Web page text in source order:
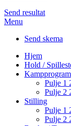
Send resultat
Menu
Send skema
Hjem
Hold /
Kampprogram
Pulje 1
Pulje 2
Stilling
Pulje 1
Pulje 2